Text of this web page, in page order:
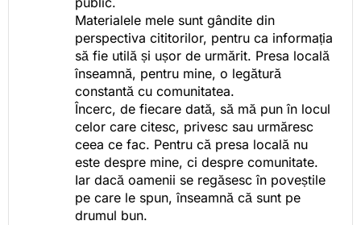
Materialele mele sunt gândite din
perspectiva cititorilor, pentru ca informația
să fie utilă și ușor de urmărit. Presa locală
înseamnă, pentru mine, o legătură
constantă cu comunitatea.
Încerc, de fiecare dată, să mă pun în locul
celor care citesc, privesc sau urmăresc
ceea ce fac. Pentru că presa locală nu
este despre mine, ci despre comunitate.
Iar dacă oamenii se regăsesc în poveștile
pe care le spun, înseamnă că sunt pe
drumul bun.